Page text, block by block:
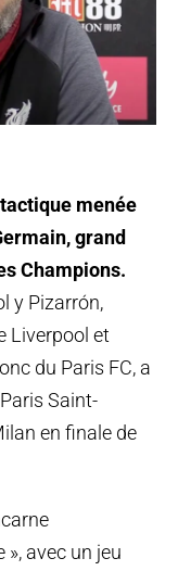
menée
grand
Champions.
y Pizarrón,
Liverpool et
du Paris FC, a
Saint-
en finale de
avec un jeu